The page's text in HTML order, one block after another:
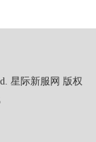
星际新服网 版权